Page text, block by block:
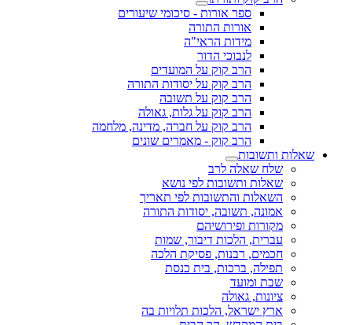
ספר אורות - סיכומי שיעורים
אורות התורה
מידות הראי"ה
לנבוכי הדור
הרב קוק על המועדים
הרב קוק על יסודות התורה
הרב קוק על תשובה
הרב קוק על גלות, גאולה
הרב קוק על חברה, מדינה, מלחמה
הרב קוק - מאמרים שונים
שאלות ותשובות
שלח שאלה לרב
שאלות ותשובות לפי נושא
השאלות והתשובות לפי תאריך
אמונה, תשובה, יסודות התורה
מקורות ופירושיהם
עברית, הלכות דיבור, שמות
חכמים, רבנות, פסיקת הלכה
תפילה, ברכות, בית כנסת
שבת ומועד
ציונות, גאולה
ארץ ישראל, הלכות תלויות בה